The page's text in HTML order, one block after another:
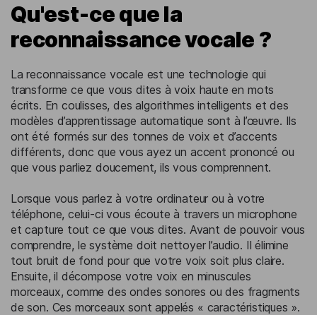
Qu'est-ce que la
reconnaissance vocale ?
La reconnaissance vocale est une technologie qui
transforme ce que vous dites à voix haute en mots
écrits. En coulisses, des algorithmes intelligents et des
modèles d’apprentissage automatique sont à l’œuvre. Ils
ont été formés sur des tonnes de voix et d’accents
différents, donc que vous ayez un accent prononcé ou
que vous parliez doucement, ils vous comprennent.
Lorsque vous parlez à votre ordinateur ou à votre
téléphone, celui-ci vous écoute à travers un microphone
et capture tout ce que vous dites. Avant de pouvoir vous
comprendre, le système doit nettoyer l’audio. Il élimine
tout bruit de fond pour que votre voix soit plus claire.
Ensuite, il décompose votre voix en minuscules
morceaux, comme des ondes sonores ou des fragments
de son. Ces morceaux sont appelés « caractéristiques ».